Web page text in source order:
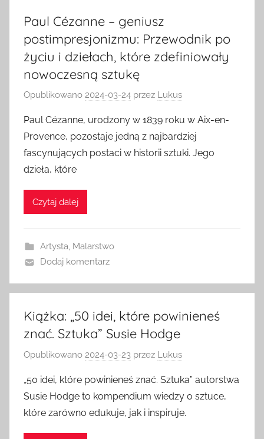
Paul Cézanne – geniusz
postimpresjonizmu: Przewodnik po
życiu i dziełach, które zdefiniowały
nowoczesną sztukę
Opublikowano 2024-03-24 przez Lukus
Paul Cézanne, urodzony w 1839 roku w Aix-en-
Provence, pozostaje jedną z najbardziej
fascynujących postaci w historii sztuki. Jego
dzieła, które
Czytaj dalej
Artysta, Malarstwo
Dodaj komentarz
Kiążka: „50 idei, które powinieneś
znać. Sztuka” Susie Hodge
Opublikowano 2024-03-23 przez Lukus
„50 idei, które powinieneś znać. Sztuka” autorstwa
Susie Hodge to kompendium wiedzy o sztuce,
które zarówno edukuje, jak i inspiruje.